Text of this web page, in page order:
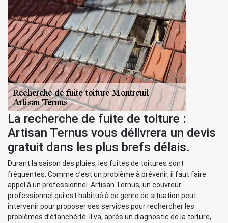
La recherche de fuite de toiture :
Artisan Ternus vous délivrera un devis
gratuit dans les plus brefs délais.
Durant la saison des pluies, les fuites de toitures sont
fréquentes. Comme c’est un problème à prévenir, il faut faire
appel à un professionnel. Artisan Ternus, un couvreur
professionnel qui est habitué à ce genre de situation peut
intervenir pour proposer ses services pour rechercher les
problèmes d’étanchéité. Il va, après un diagnostic de la toiture,